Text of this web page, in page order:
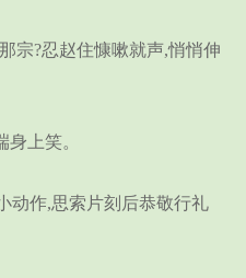
?忍赵住慷嗽就声,悄悄伸
上笑。
作,思索片刻后恭敬行礼